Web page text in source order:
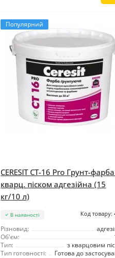
Популярний
CERESIT CT-16 Pro Грунт-
кварц. піском адгезійна (15
кг/10 л)
В наявності Код товару:
Різновид:
Об'єм:
Тип:
з кварцовим
Тип готовності:
Готова до